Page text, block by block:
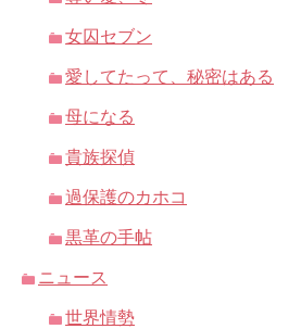
女囚セブン
愛してたって、秘密はある
母になる
貴族探偵
過保護のカホコ
黒革の手帖
ニュース
世界情勢